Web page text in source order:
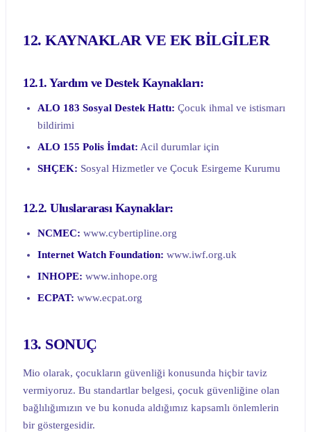
12. KAYNAKLAR VE EK BİLGİLER
12.1. Yardım ve Destek Kaynakları:
ALO 183 Sosyal Destek Hattı: Çocuk ihmal ve istismarı
bildirimi
ALO 155 Polis İmdat: Acil durumlar için
SHÇEK: Sosyal Hizmetler ve Çocuk Esirgeme Kurumu
12.2. Uluslararası Kaynaklar:
NCMEC: www.cybertipline.org
Internet Watch Foundation: www.iwf.org.uk
INHOPE: www.inhope.org
ECPAT: www.ecpat.org
13. SONUÇ
Mio olarak, çocukların güvenliği konusunda hiçbir taviz
vermiyoruz. Bu standartlar belgesi, çocuk güvenliğine olan
bağlılığımızın ve bu konuda aldığımız kapsamlı önlemlerin
bir göstergesidir.